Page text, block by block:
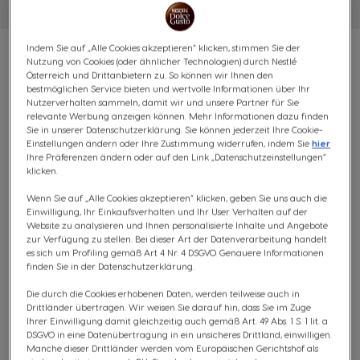
VORTEILSPACK NESQUIK® -
96 KAPSELN
Schokoladig & Cremig
(0)
KAPSELN:x96
Kapsel-Symbol
Erlebe den zeitlosen Geschmack von Nesquik® wie nie
zuvor! Einfach die Kapsel einlegen und in wenigen
Sekunden dein Lieblings-Kakaogetränk mit üppigem
Milchschaum genießen.
Indem Sie auf „Alle Cookies akzeptieren“ klicken, stimmen Sie der
Nutzung von Cookies (oder ähnlicher Technologien) durch Nestlé
Österreich und Drittanbietern zu. So können wir Ihnen den
bestmöglichen Service bieten und wertvolle Informationen über Ihr
Nutzerverhalten sammeln, damit wir und unsere Partner für Sie
relevante Werbung anzeigen können. Mehr Informationen dazu finden
Sie in unserer Datenschutzerklärung. Sie können jederzeit Ihre Cookie-
Einstellungen ändern oder Ihre Zustimmung widerrufen, indem Siehier
Ihre Präferenzen ändern oder auf den Link „Datenschutzeinstellungen“
klicken.
Wenn Sie auf „Alle Cookies akzeptieren“ klicken, geben Sie uns auch die
Einwilligung, Ihr Einkaufsverhalten und Ihr User Verhalten auf der
Website zu analysieren und Ihnen personalisierte Inhalte und Angebote
zur Verfügung zu stellen. Bei dieser Art der Datenverarbeitung handelt
es sich um Profiling gemäß Art 4 Nr. 4 DSGVO. Genauere Informationen
finden Sie in der Datenschutzerklärung.
Die durch die Cookies erhobenen Daten, werden teilweise auch in
Drittländer übertragen. Wir weisen Sie darauf hin, dass Sie im Zuge
Ihrer Einwilligung damit gleichzeitig auch gemäß Art. 49 Abs. 1 S. 1 lit. a
DSGVO in eine Datenübertragung in ein unsicheres Drittland, einwilligen.
Manche dieser Drittländer werden vom Europäischen Gerichtshof als